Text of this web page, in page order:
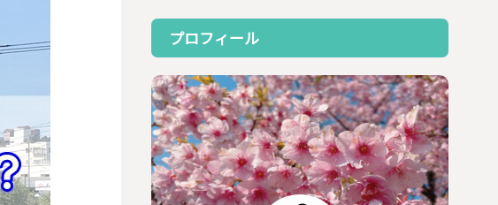
プロフィール